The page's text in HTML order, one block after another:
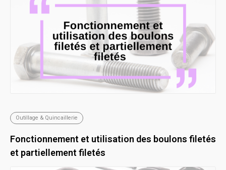
Outillage & Quincaillerie
Fonctionnement et utilisation des boulons filetés
et partiellement filetés